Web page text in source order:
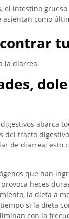
el intestino
asientan como
la diarrea
abarca
del tracto
de diarrea; esto
que han
heces
la dieta a
si la dieta
con la